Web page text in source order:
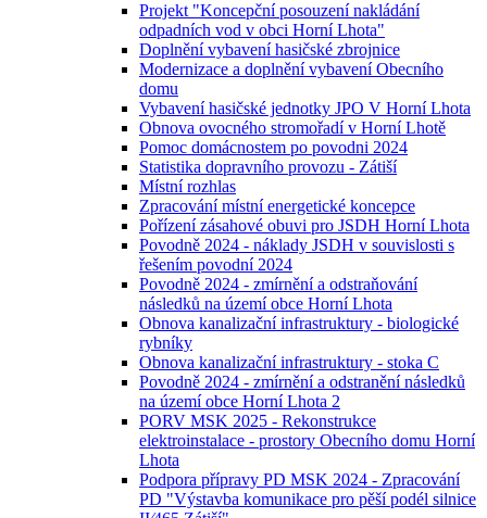
Projekt "Koncepční posouzení nakládání
odpadních vod v obci Horní Lhota"
Doplnění vybavení hasičské zbrojnice
Modernizace a doplnění vybavení Obecního
domu
Vybavení hasičské jednotky JPO V Horní Lhota
Obnova ovocného stromořadí v Horní Lhotě
Pomoc domácnostem po povodni 2024
Statistika dopravního provozu - Zátiší
Místní rozhlas
Zpracování místní energetické koncepce
Pořízení zásahové obuvi pro JSDH Horní Lhota
Povodně 2024 - náklady JSDH v souvislosti s
řešením povodní 2024
Povodně 2024 - zmírnění a odstraňování
následků na území obce Horní Lhota
Obnova kanalizační infrastruktury - biologické
rybníky
Obnova kanalizační infrastruktury - stoka C
Povodně 2024 - zmírnění a odstranění následků
na území obce Horní Lhota 2
PORV MSK 2025 - Rekonstrukce
elektroinstalace - prostory Obecního domu Horní
Lhota
Podpora přípravy PD MSK 2024 - Zpracování
PD "Výstavba komunikace pro pěší podél silnice